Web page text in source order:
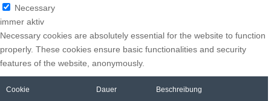
Necessary
immer aktiv
Necessary cookies are absolutely essential for the website to function
properly. These cookies ensure basic functionalities and security
features of the website, anonymously.
Cookie Dauer Beschreibung